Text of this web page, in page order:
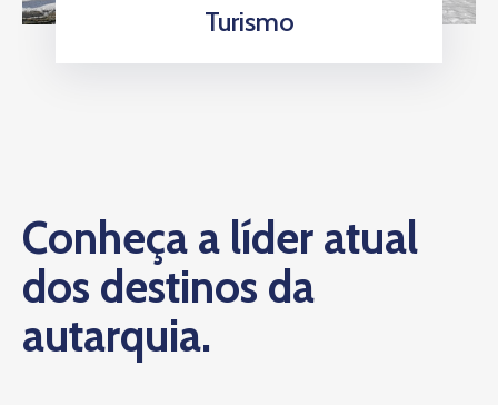
Turismo
Conheça a líder atual
dos destinos da
autarquia.